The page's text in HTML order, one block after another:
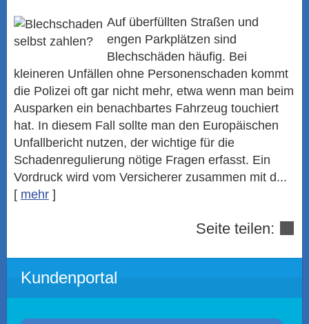
Auf überfüllten Straßen und
engen Parkplätzen sind
Blechschäden häufig. Bei
kleineren Unfällen ohne Per­sonenschaden kommt
die Polizei oft gar nicht mehr, etwa wenn man beim
Ausparken ein benachbartes Fahrzeug touchiert
hat. In diesem Fall sollte man den Europäischen
Unfallbericht nutzen, der wichtige für die
Schadenregulierung nötige Fragen erfasst. Ein
Vordruck wird vom Versicherer zusammen mit d...
[ mehr ]
Seite teilen:
Kundenportal